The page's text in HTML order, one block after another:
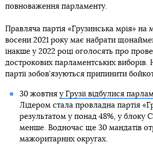
повноваження парламенту.
Правляча партія «Грузинська мрія» на
восени 2021 року має набрати
інакше у 2022 році оголосять про
дострокових парламентських виборів.
партії зобов’язуються припинити
30 жовтня у Грузії відбулися
Лідером стала провладна партія
результатом у понад 48%, у блоку
менше. Водночас ще 30 мандатів
мажоритарних округах.